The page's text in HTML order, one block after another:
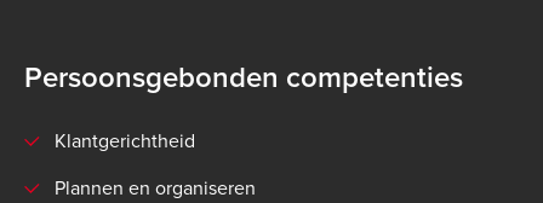
Persoonsgebonden competenties
Klantgerichtheid
Plannen en organiseren